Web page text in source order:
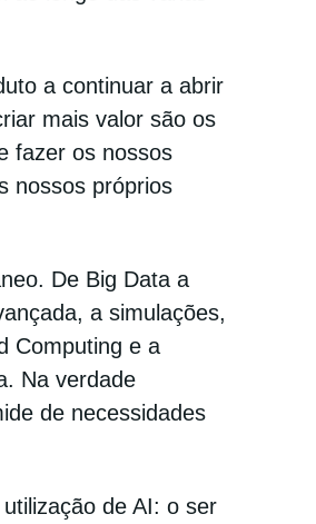
a continuar a abrir
mais valor são os
fazer os nossos
nossos próprios
De Big Data a
a simulações,
Computing e a
Na verdade
de necessidades
de AI: o ser